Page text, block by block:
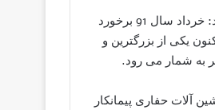
رییس امور موزه ها و اموال منقول فرهنگی، تاریخی سیستان و بلوچستان در این باره می گوید: خرداد سال 91 برخورد
یکی از بزرگترین و
به شمار می رود.
آلات حفاری پیمانکار